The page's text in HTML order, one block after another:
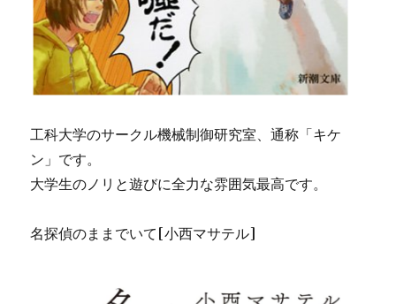
工科大学のサークル機械制御研究室、通称「キケ
ン」です。
大学生のノリと遊びに全力な雰囲気最高です。
名探偵のままでいて[小西マサテル]